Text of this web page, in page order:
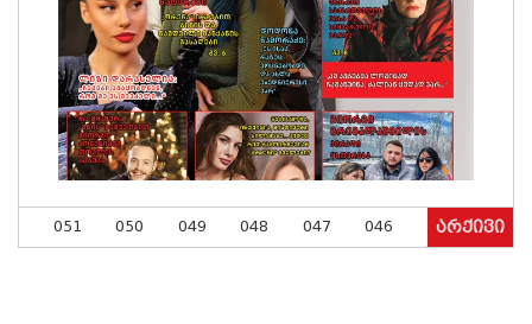
051 050 049 048 047 046 არქივი